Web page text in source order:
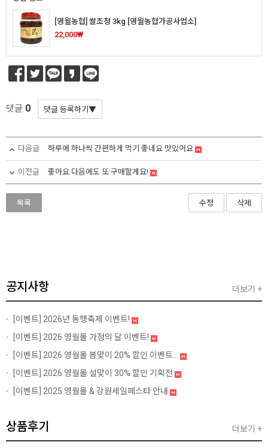
[영월농협] 쌀조청 3kg [영월농협가공사업소]
22,000₩
댓글 0
다음글 하루에 하나씩 간편하게 먹기 좋네요 맛있어요
이전글 좋아요 다음에도 또 구매할게요!
목록 수정 삭제
공지사항
[이벤트] 2026년 동행축제 이벤트!
[이벤트] 2026 영월몰 가정의 달 이벤트!
[이벤트] 2026 영월몰 봄맞이 20% 할인 이벤트...
[이벤트] 2026 영월몰 설맞이 30% 할인 기획전
[이벤트] 2025 영월몰 & 강원세일페스타 안내
더보기 +
상품후기 더보기 +